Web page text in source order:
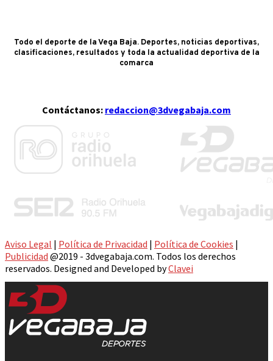
Todo el deporte de la Vega Baja. Deportes, noticias deportivas,
clasificaciones, resultados y toda la actualidad deportiva de la
comarca
Contáctanos: redaccion@3dvegabaja.com
Aviso Legal | Política de Privacidad | Política de Cookies |
Publicidad @2019 - 3dvegabaja.com. Todos los derechos
reservados. Designed and Developed byClavei